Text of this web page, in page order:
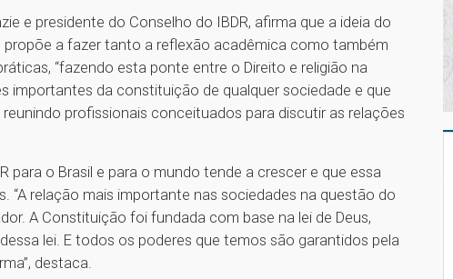
e presidente do Conselho do IBDR, afirma que a ideia do
a fazer tanto a reflexão acadêmica como também
“fazendo esta ponte entre o Direito e religião na
importantes da constituição de qualquer sociedade e que
profissionais conceituados para discutir as relações
para o Brasil e para o mundo tende a crescer e que essa
“A relação mais importante nas sociedades na questão do
A Constituição foi fundada com base na lei de Deus,
lei. E todos os poderes que temos são garantidos pela
destaca.